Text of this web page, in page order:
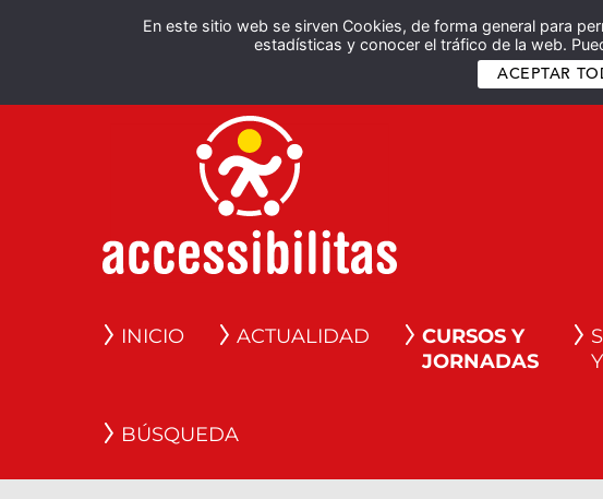
En este sitio web se sirven Cookies, de forma general para
estadísticas y conocer el tráfico de la web.
ACEPTAR
INICIO ACTUALIDAD
CURSOS Y
JORNADAS
BÚSQUEDA